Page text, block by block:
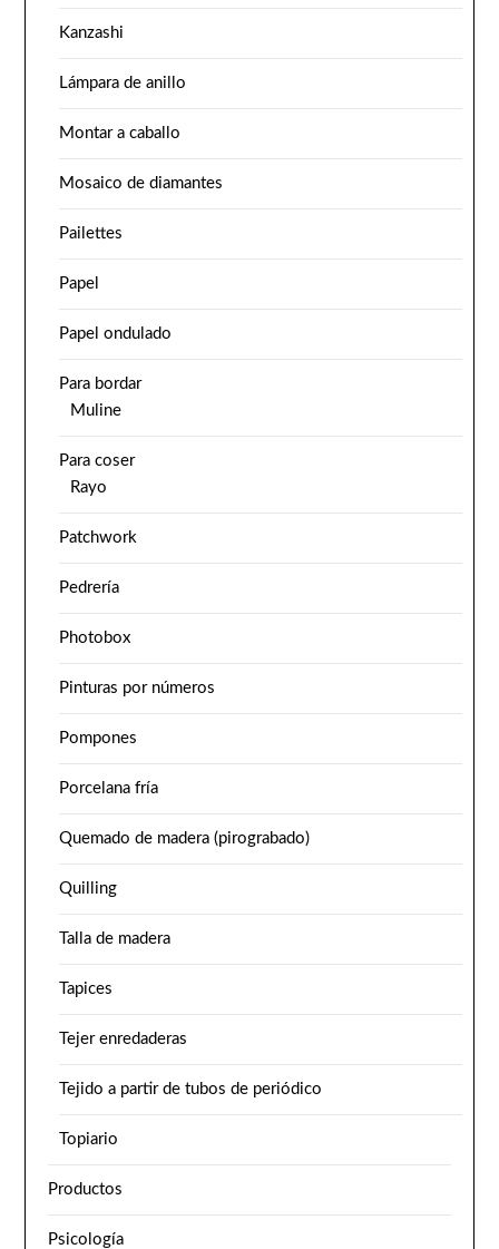
Kanzashi
Lámpara de anillo
Montar a caballo
Mosaico de diamantes
Pailettes
Papel
Papel ondulado
Para bordar
Muline
Para coser
Rayo
Patchwork
Pedrería
Photobox
Pinturas por números
Pompones
Porcelana fría
Quemado de madera (pirograbado)
Quilling
Talla de madera
Tapices
Tejer enredaderas
Tejido a partir de tubos de periódico
Topiario
Productos
Psicología